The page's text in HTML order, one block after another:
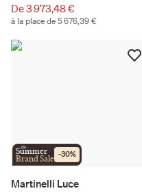
De 3 973,48 €
à la place de 5 676,39 €
the
Summer
Brand Sale -30%
Martinelli Luce